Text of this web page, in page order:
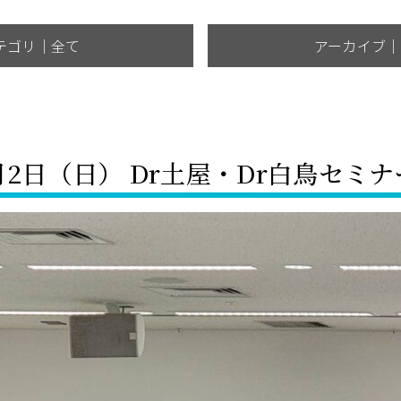
ゴリ｜全て アーカイブ
2日（日） Dr土屋・Dr白鳥セミナ